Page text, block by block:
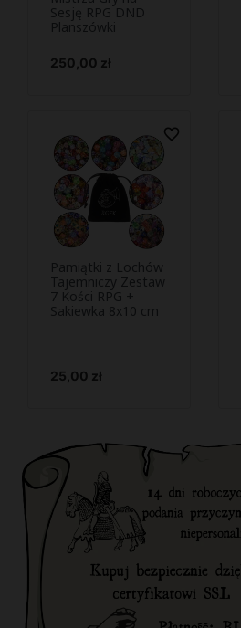
Sesję RPG DND
Planszówki
Cena
250,00 zł
Podejrzyj i
kup
Pamiątki z Lochów
Tajemniczy Zestaw
7 Kości RPG +
Sakiewka 8x10 cm
favorite_border
Cena
25,00 zł